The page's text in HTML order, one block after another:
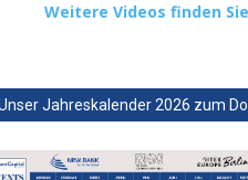
Weitere Videos finden
Jahreskalender 2026 zum